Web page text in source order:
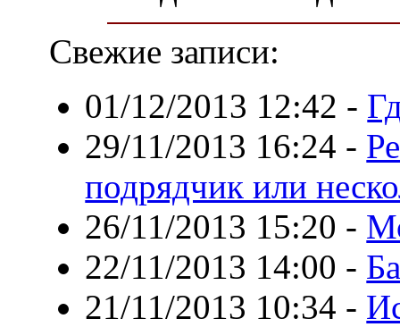
Свежие записи:
01/12/2013 12:42 -
29/11/2013 16:24 -
подрядчик или
26/11/2013 15:20 -
22/11/2013 14:00 -
21/11/2013 10:34 -